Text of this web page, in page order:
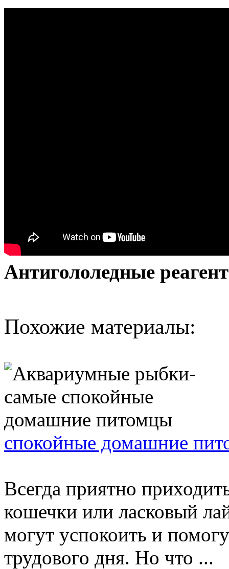
Антигололедные
Похожие материалы:
спокойные домашние
Всегда приятно
кошечки или ласковый
могут успокоить и
трудового дня. Но что ...